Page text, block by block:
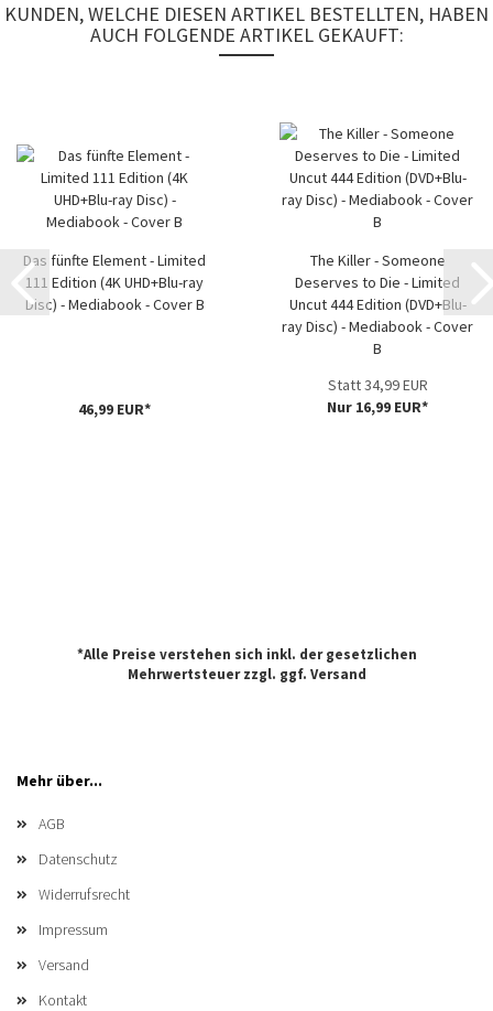
KUNDEN, WELCHE DIESEN ARTIKEL BESTELLTEN, HABEN
AUCH FOLGENDE ARTIKEL GEKAUFT:
Das fünfte Element - Limited
111 Edition (4K UHD+Blu-ray
Disc) - Mediabook - Cover B
46,99 EUR*
The Killer - Someone
Deserves to Die - Limited
Uncut 444 Edition (DVD+Blu-
ray Disc) - Mediabook - Cover
B
Statt 34,99 EUR
Nur 16,99 EUR*
*Alle Preise verstehen sich inkl. der gesetzlichen
Mehrwertsteuer zzgl. ggf. Versand
Mehr über...
AGB
Datenschutz
Widerrufsrecht
Impressum
Versand
Kontakt